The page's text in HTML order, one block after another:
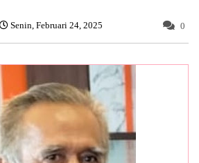
Senin, Februari 24, 2025 0